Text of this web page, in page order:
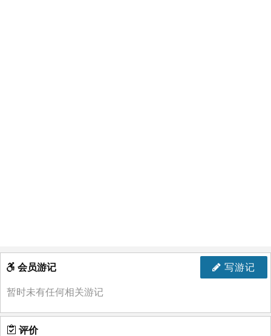
写游记
会员游记
暂时未有任何相关游记
评价